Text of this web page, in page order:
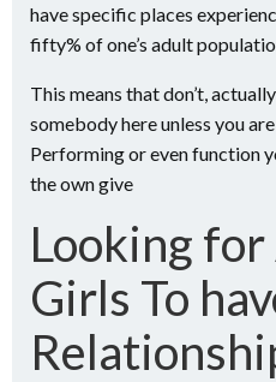
have specific places
fifty% of one’s adult
This means that don’t,
somebody here unless you
Performing or even function
the own give
Looking
Girls To